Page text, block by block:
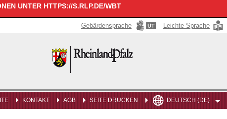
UNTER HTTPS://S.RLP.DE/WBT
Gebärdensprache Leichte Sprache
Rheinland-
Pfalz
KONTAKT AGB SEITE DRUCKEN DEUTSCH (DE)